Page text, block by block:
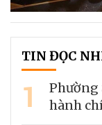
TIN ĐỌC
1
Phường
hành